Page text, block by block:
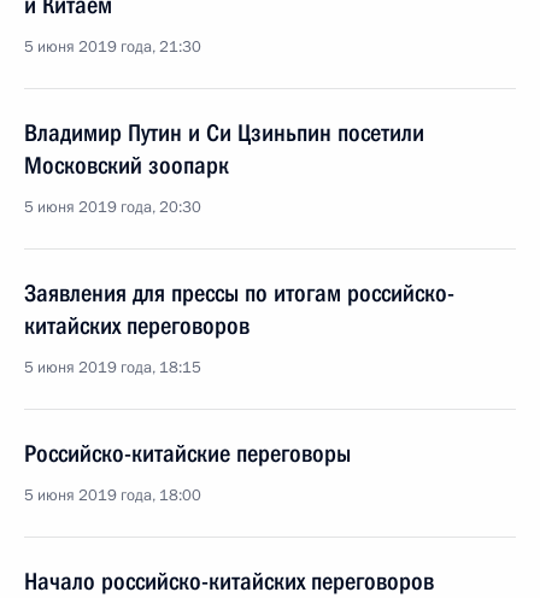
5 июня 2019 года, 21:30
Владимир Путин и Си Цзиньпин посетили
Московский зоопарк
5 июня 2019 года, 20:30
Заявления для прессы по итогам российско-
китайских переговоров
5 июня 2019 года, 18:15
Российско-китайские переговоры
5 июня 2019 года, 18:00
Начало российско-китайских переговоров